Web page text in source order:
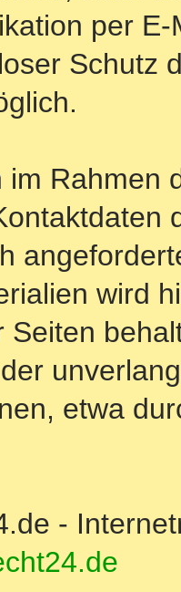
per
Schutz
im Rahmen
wird
Seiten
etwa
-